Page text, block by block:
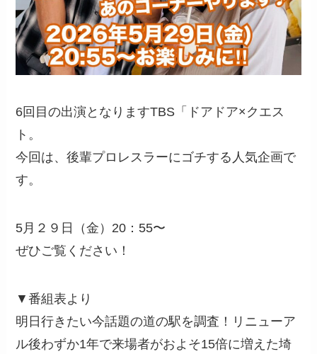
6回目の出演となりますTBS「ドアドア×クエス
ト。
今回は、後輩プロレスラーにゴチする人気企画で
す。
5月２９日（金）20：55〜
ぜひご覧ください！
▼番組表より
明日行きたい今話題の道の駅を調査！リニューア
ル後わずか1年で来場者がおよそ15倍に増えた埼